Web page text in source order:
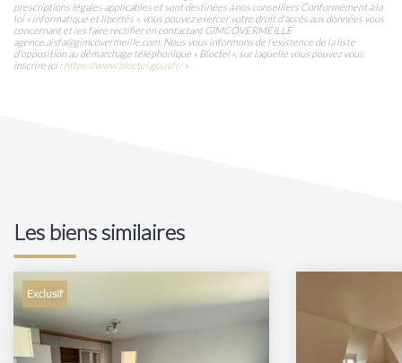
prescriptions légales applicables et sont destinées à nos conseillers Conformément à la
loi « informatique et libertés », vous pouvez exercer votre droit d'accès aux données vous
concernant et les faire rectifier en contactant GIMCOVERMEILLE
agence.aisfa@gimcovermeille.com. Nous vous informons de l'existence de la liste
d'opposition au démarchage téléphonique « Bloctel », sur laquelle vous pouvez vous
inscrire ici : https://www.bloctel.gouv.fr/»
Les biens similaires
Exclusif